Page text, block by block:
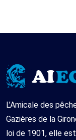
L’Amicale des
Gazières de la
loi de 1901, elle